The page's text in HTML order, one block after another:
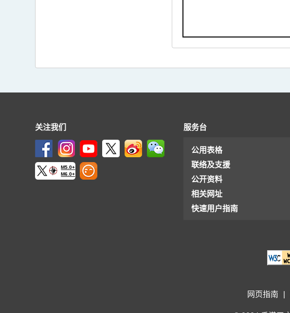
关注我们
M5.0+
M6.0+
服务台
公用表格
联络及支援
公开资料
相关网址
快速用户指南
网页指南